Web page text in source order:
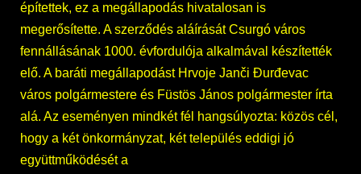
építettek, ez a megállapodás hivatalosan is
megerősítette. A szerződés aláírását Csurgó város
fennállásának 1000. évfordulója alkalmával készítették
elő. A baráti megállapodást Hrvoje Janči Đurđevac
város polgármestere és Füstös János polgármester írta
alá. Az eseményen mindkét fél hangsúlyozta: közös cél,
hogy a két önkormányzat, két település eddigi jó
együttműködését a